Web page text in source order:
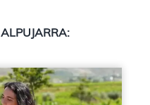
ALPUJARRA: